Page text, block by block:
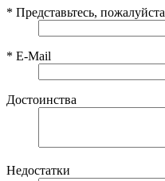
* Представьтесь, пожалуйста
* E-Mail
Достоинства
Недостатки